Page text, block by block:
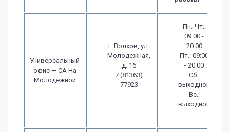
Универсальный
офис — СА На
Молодежной
г. Волхов, ул.
Молодежная,
д. 16
7 (81363)
77923
Пн.-Чт.:
09:00 -
20:00
Пт.: 09:00
- 20:00
Сб.:
выходной
Вс.:
выходной